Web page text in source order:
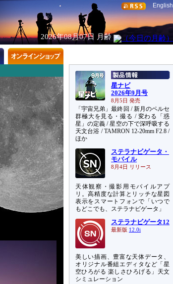
English
2026年08月07日 月齢
星ナビ
2026年9月号
8月5日 発売
「宇宙兄弟」最終回 / 新月のペルセ
群極大を見る・撮る / 変わる「惑
星」の定義 / 星空の下で深呼吸する
天文台浴 / TAMRON 12-20mm F2.8 /
ほか
ステラナビゲータ・
モバイル
8月4日 リリース
天体観察・撮影用モバイルアプ
リ。高精度な計算とリッチな星図
表示をスマートフォンで「いつで
もどこでも、ステラナビゲータ」
ステラナビゲータ12
最新版 12.0i
美しい描画、豊富な天体データ、
オリジナル番組エディタなど「星
空ひろがる 楽しさひろげる」天文
シミュレーション